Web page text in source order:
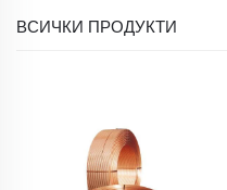
ВСИЧКИ ПРОДУКТИ